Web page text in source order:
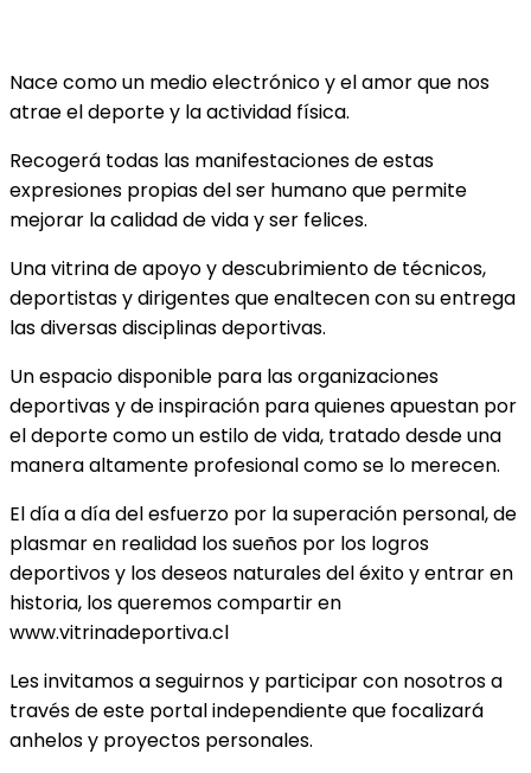
Nace como un medio electrónico y el amor que nos
atrae el deporte y la actividad física.
Recogerá todas las manifestaciones de estas
expresiones propias del ser humano que permite
mejorar la calidad de vida y ser felices.
Una vitrina de apoyo y descubrimiento de técnicos,
deportistas y dirigentes que enaltecen con su entrega
las diversas disciplinas deportivas.
Un espacio disponible para las organizaciones
deportivas y de inspiración para quienes apuestan por
el deporte como un estilo de vida, tratado desde una
manera altamente profesional como se lo merecen.
El día a día del esfuerzo por la superación personal, de
plasmar en realidad los sueños por los logros
deportivos y los deseos naturales del éxito y entrar en
historia, los queremos compartir en
www.vitrinadeportiva.cl
Les invitamos a seguirnos y participar con nosotros a
través de este portal independiente que focalizará
anhelos y proyectos personales.